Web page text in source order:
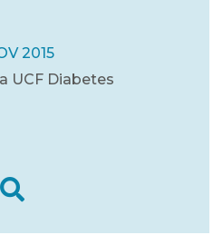
2015
UCF Diabetes